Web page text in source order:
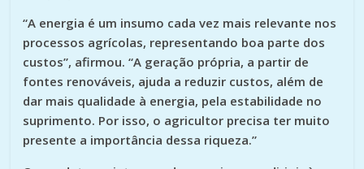
“A energia é um insumo cada vez mais relevante nos
processos agrícolas, representando boa parte dos
custos”, afirmou. “A geração própria, a partir de
fontes renováveis, ajuda a reduzir custos, além de
dar mais qualidade à energia, pela estabilidade no
suprimento. Por isso, o agricultor precisa ter muito
presente a importância dessa riqueza.”